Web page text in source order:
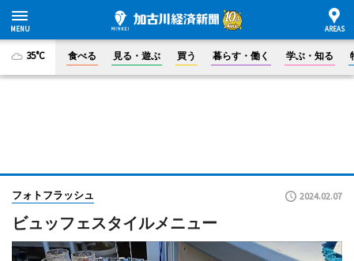
35°C 食べる 見る・遊ぶ 買う 暮らす・働く 学ぶ・知る
フォトフラッシュ 2024.02.07
ビュッフェスタイルメニュー